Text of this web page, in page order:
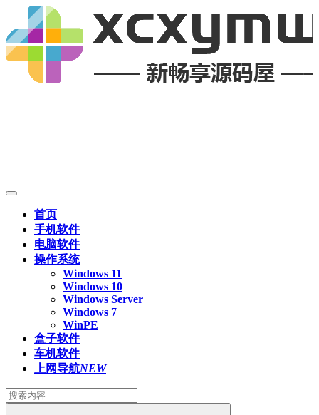
首页
手机软件
电脑软件
操作系统
Windows 11
Windows 10
Windows Server
Windows 7
WinPE
盒子软件
车机软件
上网导航NEW